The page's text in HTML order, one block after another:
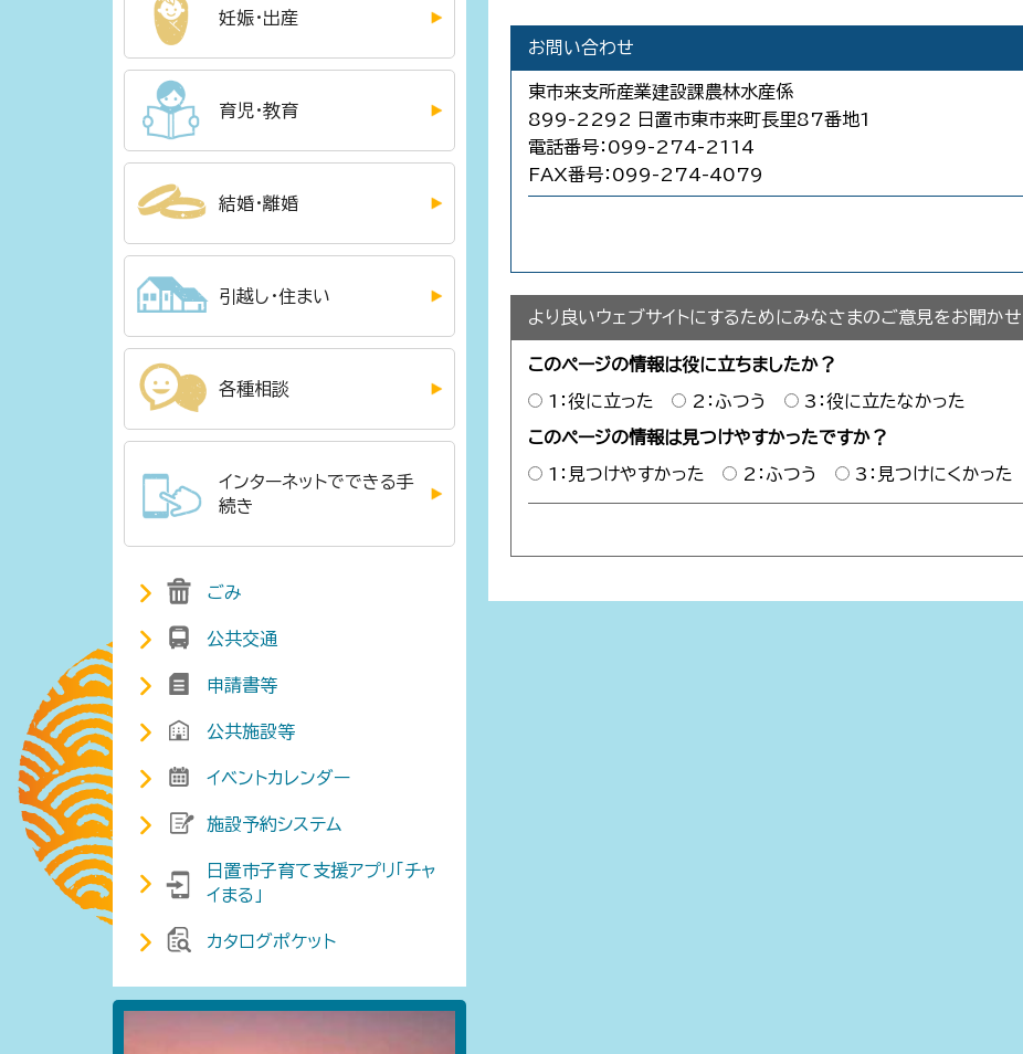
妊娠・出産
育児・教育
結婚・離婚
引越し・住まい
各種相談
インターネットでできる手
続き
ごみ
公共交通
申請書等
公共施設等
イベントカレンダー
施設予約システム
日置市子育て支援アプリ「チャ
イまる」
カタログポケット
お問い合わせ
東市来支所産業建設課農林水産係
899-2292 日置市東市来町長里87番地1
電話番号：099-274-2114
FAX番号：099-274-4079
より良いウェブサイトにするためにみなさまのご意見をお聞か
このページの情報は役に立ちましたか？
1：役に立った 2：ふつう 3：役に立たなかった
このページの情報は見つけやすかったですか？
1：見つけやすかった 2：ふつう 3：見つけにくかった